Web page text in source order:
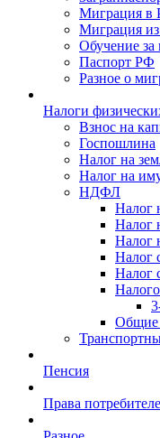
Миграция в
Миграция
Обучение за
Паспорт РФ
Разное о
Налоги
Взнос на
Госпошлина
Налог на
Налог на
НДФЛ
Налог
Налог
Налог
Налог
Налог
Общие
Пенсия
Права